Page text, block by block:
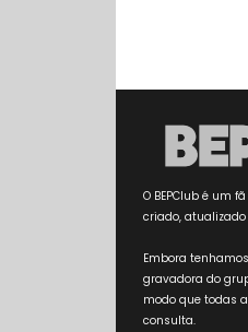
O BEPClub é um
criado,
Embora
gravadora do
modo que todas
consulta.